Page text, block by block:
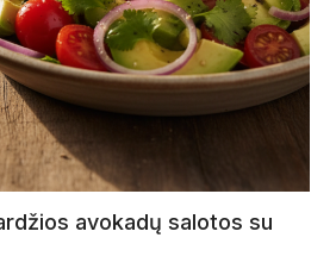
avokadų salotos su